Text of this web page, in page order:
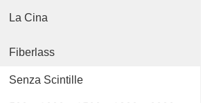
La Cina
Fiberlass
Senza Scintille